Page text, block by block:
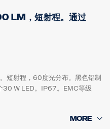
，短射程。通过
短射程，60度光分布。黑色铝制
30 W LED。IP67。EMC等级